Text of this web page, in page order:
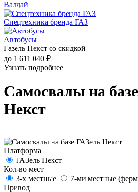
Валдай
Спецтехника бренда ГАЗ
Автобусы
Газель Некст со скидкой
до 1 611 040 ₽
Узнать подробнее
Самосвалы на
Некст
Платформа
ГАЗель Некст
Кол-во мест
3-х местные
7-ми местные
Привод